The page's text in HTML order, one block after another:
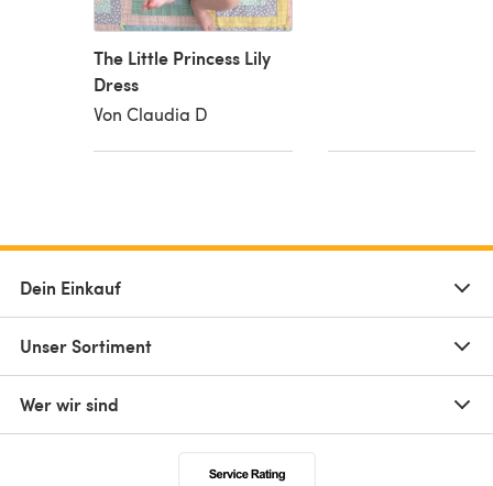
The Little Princess Lily
Dress
Von Claudia D
Dein Einkauf
Unser Sortiment
Wer wir sind